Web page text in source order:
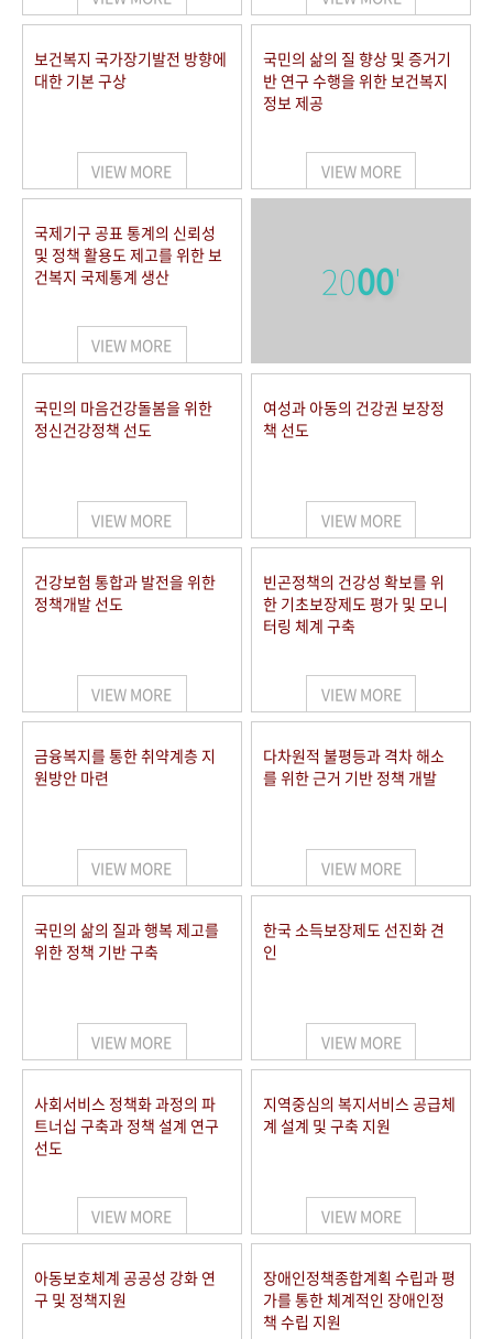
보건복지 국가장기발전 방향에
대한 기본 구상
VIEW MORE
국민의 삶의 질 향상 및 증거기
반 연구 수행을 위한 보건복지
정보 제공
VIEW MORE
국제기구 공표 통계의 신뢰성
및 정책 활용도 제고를 위한 보
건복지 국제통계 생산
VIEW MORE
2000'
국민의 마음건강돌봄을 위한
정신건강정책 선도
VIEW MORE
여성과 아동의 건강권 보장정
책 선도
VIEW MORE
건강보험 통합과 발전을 위한
정책개발 선도
VIEW MORE
빈곤정책의 건강성 확보를 위
한 기초보장제도 평가 및 모니
터링 체계 구축
VIEW MORE
금융복지를 통한 취약계층 지
원방안 마련
VIEW MORE
다차원적 불평등과 격차 해소
를 위한 근거 기반 정책 개발
VIEW MORE
국민의 삶의 질과 행복 제고를
위한 정책 기반 구축
VIEW MORE
한국 소득보장제도 선진화 견
인
VIEW MORE
사회서비스 정책화 과정의 파
트너십 구축과 정책 설계 연구
선도
VIEW MORE
지역중심의 복지서비스 공급체
계 설계 및 구축 지원
VIEW MORE
아동보호체계 공공성 강화 연
구 및 정책지원
장애인정책종합계획 수립과 평
가를 통한 체계적인 장애인정
책 수립 지원